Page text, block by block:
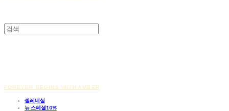
FOREVER BEGINS WITH AMBER
셀레네실
뉴 스페셜10%